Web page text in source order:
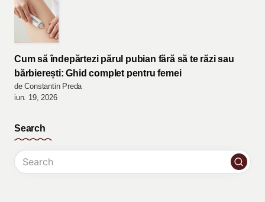
Cum să îndepărtezi părul pubian fără să te răzi sau
bărbierești: Ghid complet pentru femei
de Constantin Preda
iun. 19, 2026
Search